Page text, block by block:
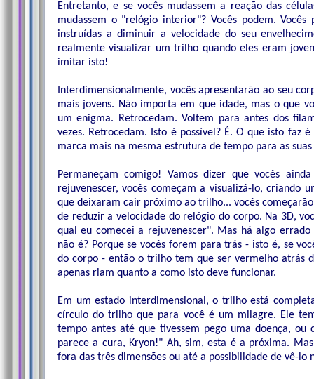
Entretanto, e se vocês mudassem a reação das
mudassem o "relógio interior"? Vocês podem.
instruídas a diminuir a velocidade do seu
realmente visualizar um trilho quando eles eram
imitar isto!
Interdimensionalmente, vocês apresentarão ao seu
mais jovens. Não importa em que idade, mas o que
um enigma. Retrocedam. Voltem para antes dos
vezes. Retrocedam. Isto é possível? É. O que isto faz
marca mais na mesma estrutura de tempo para as
Permaneçam comigo! Vamos dizer que vocês
rejuvenescer, vocês começam a visualizá-lo, criando
que deixaram cair próximo ao trilho... vocês
de reduzir a velocidade do relógio do corpo. Na 3D,
qual eu comecei a rejuvenescer". Mas há algo
não é? Porque se vocês forem para trás - isto é, se
do corpo - então o trilho tem que ser vermelho atrás
apenas riam quanto a como isto deve funcionar.
Em um estado interdimensional, o trilho está
círculo do trilho que para você é um milagre. Ele
tempo antes até que tivessem pego uma doença, ou
parece a cura, Kryon!" Ah, sim, esta é a próxima.
fora das três dimensões ou até a possibilidade de vê-lo